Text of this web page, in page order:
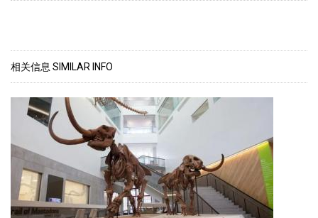
相关信息 SIMILAR INFO